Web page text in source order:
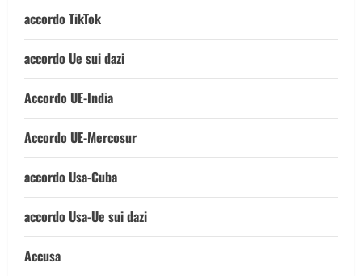
accordo TikTok
accordo Ue sui dazi
Accordo UE-India
Accordo UE-Mercosur
accordo Usa-Cuba
accordo Usa-Ue sui dazi
Accusa